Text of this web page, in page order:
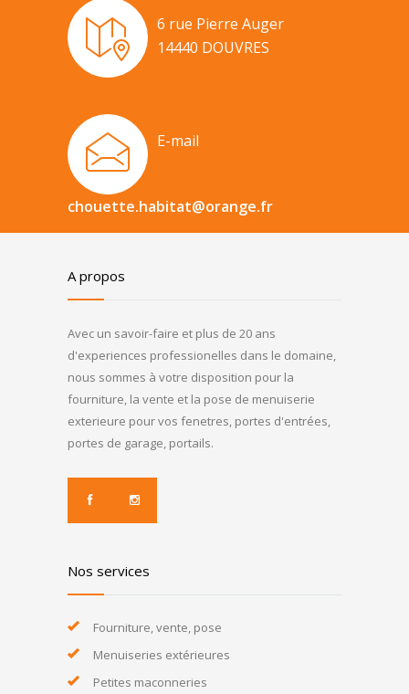
6 rue Pierre Auger
14440 DOUVRES
E-mail
chouette.habitat@orange.fr
A propos
Avec un savoir-faire et plus de 20 ans
d'experiences professionelles dans le domaine,
nous sommes à votre disposition pour la
fourniture, la vente et la pose de menuiserie
exterieure pour vos fenetres, portes d'entrées,
portes de garage, portails.
Nos services
Fourniture, vente, pose
Menuiseries extérieures
Petites maconneries